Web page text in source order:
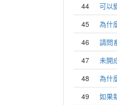
44
可以
45
為什
46
請問
47
未開
48
為什
49
如果